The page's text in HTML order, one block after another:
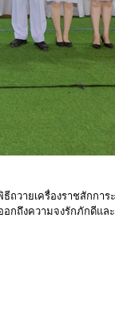
วายเครื่องราชสักกา
อกถึงความจงรักภัก